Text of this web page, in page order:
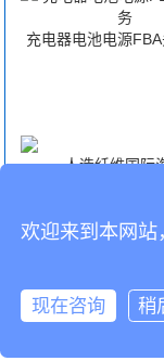
充电器电池电源
人造纤维国际
人造纤维海外仓
欢迎来到本网站
现在咨询 稍